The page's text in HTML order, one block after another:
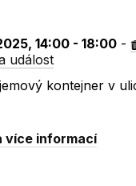
14:00 - 18:00 -
událost
kontejner v
více informací